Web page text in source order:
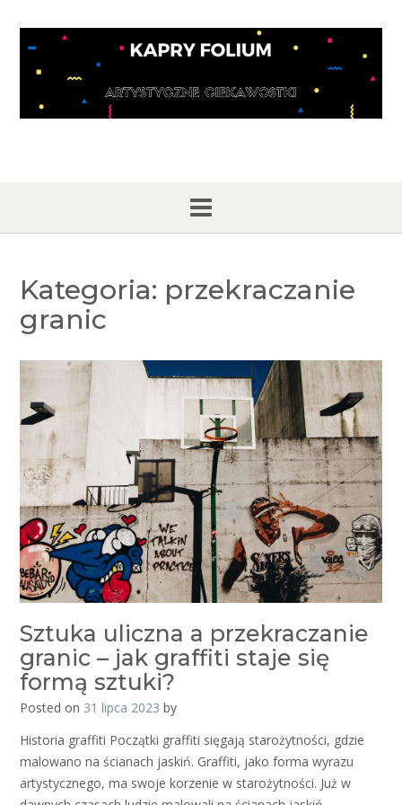
content
Kategoria: przekraczanie
granic
Sztuka uliczna a przekraczanie
granic – jak graffiti staje się
formą sztuki?
Posted on 31 lipca 2023 by
Historia graffiti Początki graffiti sięgają starożytności, gdzie
malowano na ścianach jaskiń. Graffiti, jako forma wyrazu
artystycznego, ma swoje korzenie w starożytności. Już w